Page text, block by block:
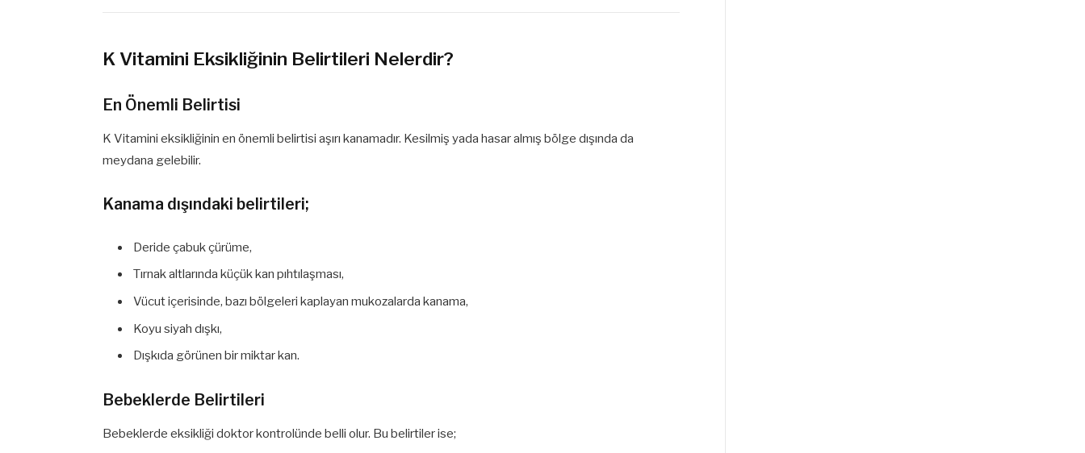
K Vitamini Eksikliğinin Belirtileri Nelerdir?
En Önemli Belirtisi
K Vitamini eksikliğinin en önemli belirtisi aşırı kanamadır. Kesilmiş yada hasar almış bölge dışında da
meydana gelebilir.
Kanama dışındaki belirtileri;
Deride çabuk çürüme,
Tırnak altlarında küçük kan pıhtılaşması,
Vücut içerisinde, bazı bölgeleri kaplayan mukozalarda kanama,
Koyu siyah dışkı,
Dışkıda görünen bir miktar kan.
Bebeklerde Belirtileri
Bebeklerde eksikliği doktor kontrolünde belli olur. Bu belirtiler ise;